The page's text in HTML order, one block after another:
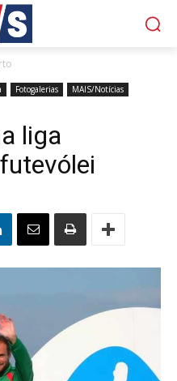
Fotogalerias
MAIS/Notícias
liga